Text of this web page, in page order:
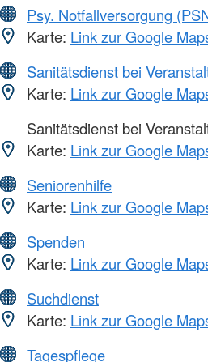
Psy. Notfallversorgung
Karte: Link zur Google
Sanitätsdienst bei
Karte: Link zur Google
Sanitätsdienst bei
Karte: Link zur Google
Seniorenhilfe
Karte: Link zur Google
Spenden
Karte: Link zur Google
Suchdienst
Karte: Link zur Google
Tagespflege